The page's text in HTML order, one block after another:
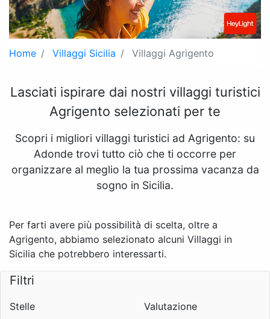
Home Villaggi Sicilia Villaggi Agrigento
Lasciati ispirare dai nostri villaggi turistici
Agrigento selezionati per te
Scopri i migliori villaggi turistici ad Agrigento: su
Adonde trovi tutto ciò che ti occorre per
organizzare al meglio la tua prossima vacanza da
sogno in Sicilia.
Per farti avere più possibilità di scelta, oltre a
Agrigento, abbiamo selezionato alcuni Villaggi in
Sicilia che potrebbero interessarti.
Filtri
Stelle Valutazione